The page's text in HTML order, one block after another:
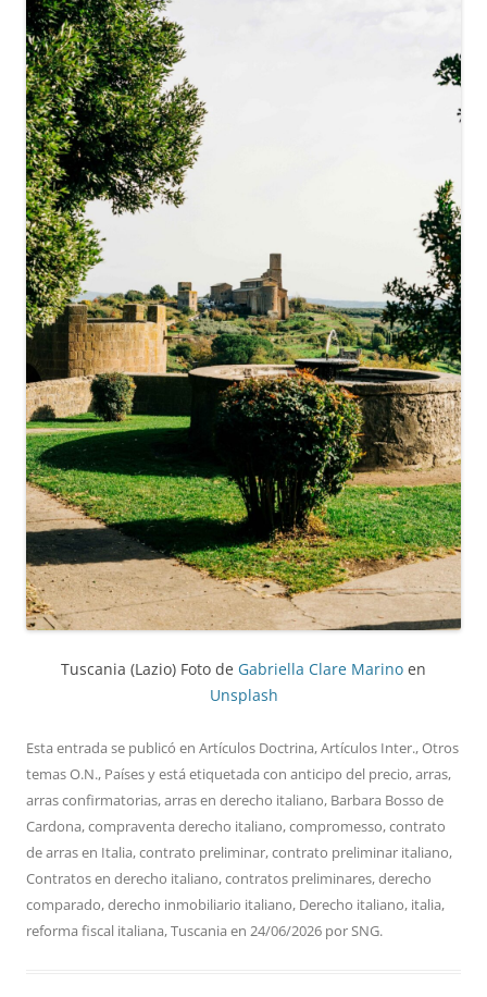
Tuscania (Lazio) Foto de Gabriella Clare Marino en
Unsplash
Esta entrada se publicó en Artículos Doctrina,Artículos Inter.,Otros
temas O.N., Paísesy está etiquetada con anticipo del precio,arras,
arras confirmatorias,arras en derecho italiano, Barbara Bosso de
Cardona,compraventa derecho italiano,compromesso,contrato
de arras en Italia,contrato preliminar,contrato preliminar italiano,
Contratos en derecho italiano,contratos preliminares,derecho
comparado,derecho inmobiliario italiano, Derecho italiano, italia,
reforma fiscal italiana,Tuscania en 24/06/2026 porSNG.